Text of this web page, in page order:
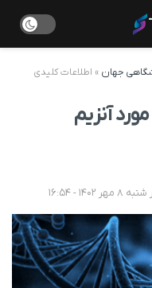
جهان » اطلاعات کلیدی
آنزیم